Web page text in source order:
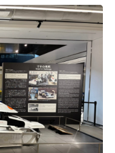
というものがあった。そ
であってもセナの名前く
はホンダの参戦と、それ
轢、人間模様が相互作用
クルマと言う“ハードウ
種類が違ったかもしれ
知られるところ。無論、
挑むチャレ